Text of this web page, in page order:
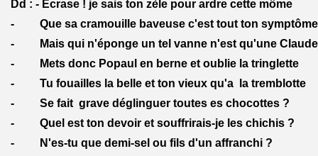
Dd : - Ecrase ! je sais ton zèle pour ardre cette môme
- Que sa cramouille baveuse c'est tout ton
- Mais qui n'éponge un tel vanne n'est qu'une
- Mets donc Popaul en berne et oublie la tringlette
- Tu fouailles la belle et ton vieux qu'a la tremblotte
- Se fait grave déglinguer toutes es chocottes ?
- Quel est ton devoir et souffrirais-je les chichis ?
- N'es-tu que demi-sel ou fils d'un affranchi ?